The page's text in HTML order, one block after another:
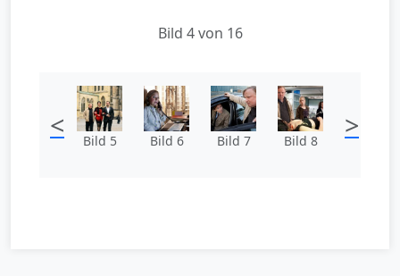
Bild 4 von 16
< Bild 5 Bild 6 Bild 7 Bild 8 >